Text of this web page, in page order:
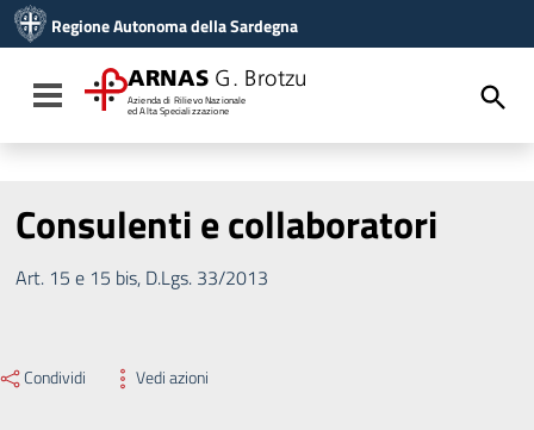
Vai al menu di navigazione
Vai al footer
Regione Autonoma della Sardegna
Toggle navigation
ARNAS G. Brotzu
Azienda di Rilievo Nazionale
ed Alta Specializzazione
Consulenti e collaboratori
Art. 15 e 15 bis, D.Lgs. 33/2013
Condividi Vedi azioni